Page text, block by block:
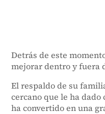
Detrás de este
mejorar dentro y fuera
El respaldo de su
cercano que le ha
ha convertido en una